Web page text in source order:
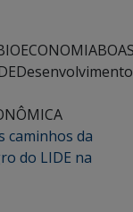
Desenvolvimento
caminhos da
do LIDE na